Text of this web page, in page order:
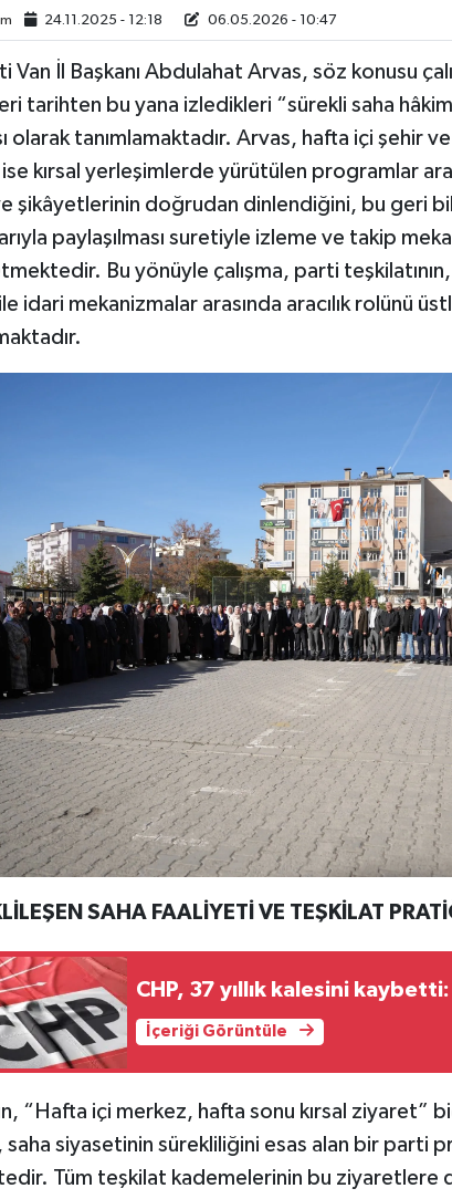
24.11.2025 - 12:18 06.05.2026 - 10:47
Van İl Başkanı Abdulahat Arvas, söz konusu
tarihten bu yana izledikleri “sürekli saha
olarak tanımlamaktadır. Arvas, hafta içi şehir
ise kırsal yerleşimlerde yürütülen programlar
şikâyetlerinin doğrudan dinlendiğini, bu geri
paylaşılması suretiyle izleme ve takip
Bu yönüyle çalışma, parti
idari mekanizmalar arasında aracılık rolünü
SAHA FAALİYETİ VE TEŞKİLAT
CHP, 37 yıllık kalesini
İçeriği Görüntüle
“Hafta içi merkez, hafta sonu kırsal ziyaret”
saha siyasetinin sürekliliğini esas alan bir parti
Tüm teşkilat kademelerinin bu ziyaretlere